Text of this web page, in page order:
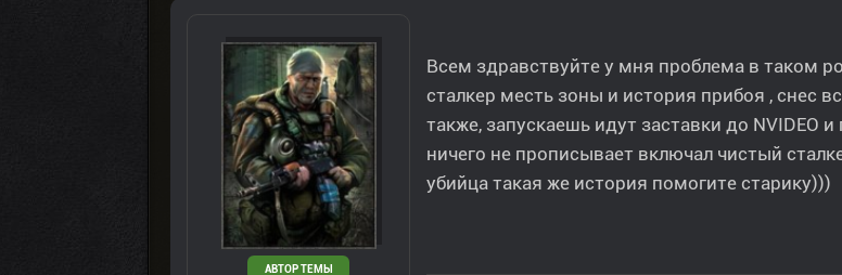
АВТОР ТЕМЫ
Всем здравствуйте у мня проблема в таком
сталкер месть зоны и история прибоя , снес
также, запускаешь идут заставки до
ничего не прописывает включал чистый
убийца такая же история помогите старику)))